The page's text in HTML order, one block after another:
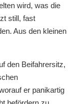
wird, was die
still, fast
Aus den kleinen
den Beifahrersitz,
er panikartig